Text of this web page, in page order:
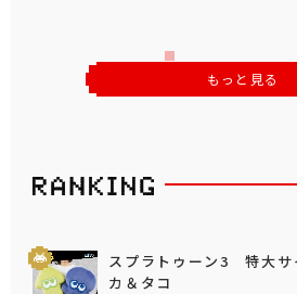
もっと見る
スプラトゥーン3 特大
カ＆タコ